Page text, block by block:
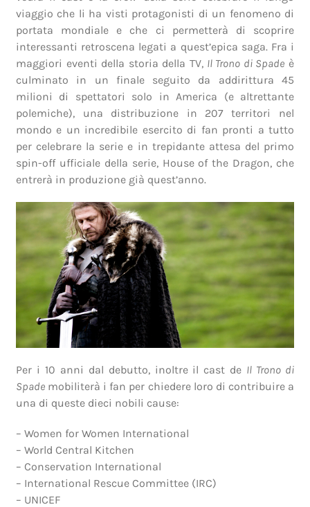
viaggio che li ha visti protagonisti di un fenomeno di
portata mondiale e che ci permetterà di scoprire
interessanti retroscena legati a quest’epica saga. Fra i
maggiori eventi della storia della TV, Il Trono di Spade è
culminato in un finale seguito da addirittura 45
milioni di spettatori solo in America (e altrettante
polemiche), una distribuzione in 207 territori nel
mondo e un incredibile esercito di fan pronti a tutto
per celebrare la serie e in trepidante attesa del primo
spin-off ufficiale della serie, House of the Dragon, che
entrerà in produzione già quest’anno.
Per i 10 anni dal debutto, inoltre il cast de Il Trono di
Spade mobiliterà i fan per chiedere loro di contribuire a
una di queste dieci nobili cause:
– Women for Women International
– World Central Kitchen
– Conservation International
– International Rescue Committee (IRC)
– UNICEF